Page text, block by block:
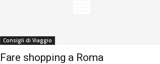
Consigli di Viaggio
Fare shopping a Roma